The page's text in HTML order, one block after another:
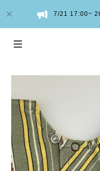
7/21 17:00~